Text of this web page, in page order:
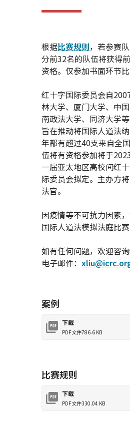
根据比赛规则，若参赛
分前32名的队伍将获得
资格。仅参加书面环节
红十字国际委员会自
林大学、厦门大学、中
南政法大学、同济大学
旨在推动将国际人道法
年都有超过40支来自全
伍将有资格参加将于
一届亚太地区高校间红
际委员会拟定。主办方
法官。
因疫情等不可抗力因素
国际人道法模拟法庭比
如有任何问题，欢迎咨
电子邮件：
案例
下载
PDF文件786.6 KB
比赛规则
下载
PDF文件330.04 KB